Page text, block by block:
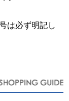
は必ず明記し